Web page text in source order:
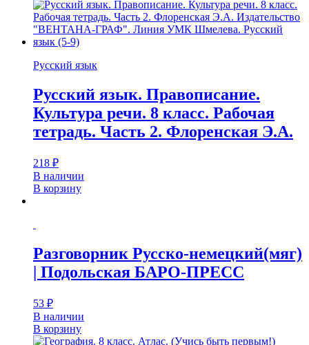
Русский язык
Русский язык. Правописание.
Культура речи. 8 класс. Рабочая
тетрадь. Часть 2. Флоренская Э.А.
218 ₽
В наличии
В корзину
Разговорник Русско-немецкий(мяг)
| Подольская БАРО-ПРЕСС
53 ₽
В наличии
В корзину